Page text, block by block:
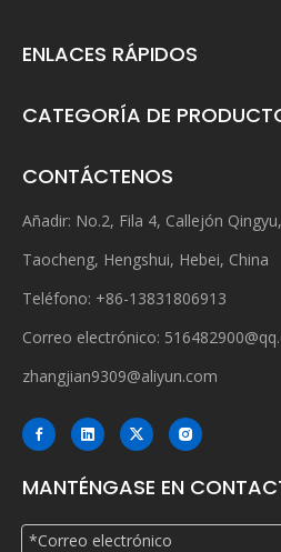
ENLACES RÁPIDOS
CATEGORÍA DE
CONTÁCTENOS
Añadir: No.2, Fila 4, Callejón
Taocheng, Hengshui, Hebei, China
Teléfono: +86-13831806913
Correo electrónico:
zhangjian9309@aliyun.com
MANTÉNGASE EN